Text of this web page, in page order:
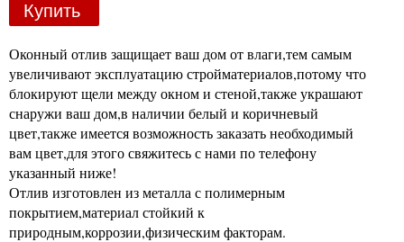
Купить
Оконный отлив защищает ваш дом от влаги,тем самым
увеличивают эксплуатацию стройматериалов,потому что
блокируют щели между окном и стеной,также украшают
снаружи ваш дом,в наличии белый и коричневый
цвет,также имеется возможность заказать необходимый
вам цвет,для этого свяжитесь с нами по телефону
указанный ниже!
Отлив изготовлен из металла с полимерным
покрытием,материал стойкий к
природным,коррозии,физическим факторам.